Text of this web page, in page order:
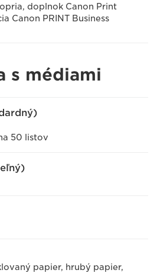
doplnok Canon Print
Canon PRINT Business
s médiami
50 listov
papier, hrubý papier,